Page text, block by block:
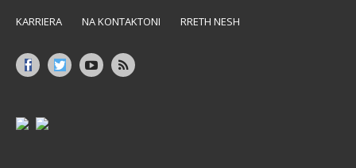
KARRIERA NA KONTAKTONI RRETH NESH